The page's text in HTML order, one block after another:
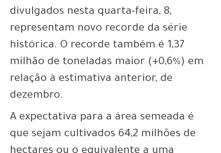
divulgados nesta quarta-feira, 8,
representam novo recorde da série
histórica. O recorde também é 1,37
milhão de toneladas maior (+0,6%) em
relação à estimativa anterior, de
dezembro.
A expectativa para a área semeada é
que sejam cultivados 64,2 milhões de